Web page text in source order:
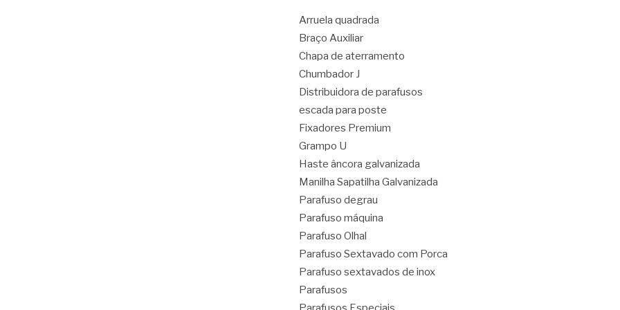
Arruela quadrada
Braço Auxiliar
Chapa de aterramento
Chumbador J
Distribuidora de parafusos
escada para poste
Fixadores Premium
Grampo U
Haste âncora galvanizada
Manilha Sapatilha Galvanizada
Parafuso degrau
Parafuso máquina
Parafuso Olhal
Parafuso Sextavado com Porca
Parafuso sextavados de inox
Parafusos